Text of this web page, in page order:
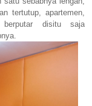
tertutup, apartemen,
disitu saja